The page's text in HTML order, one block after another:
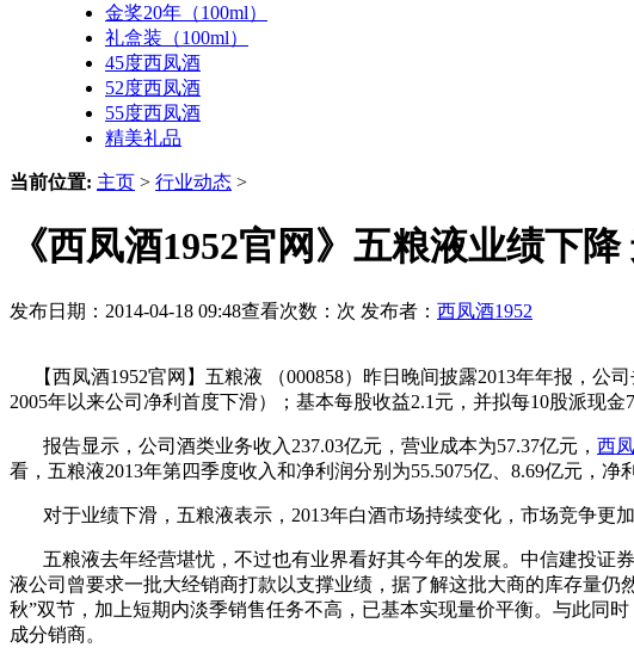
金奖20年（100ml）
礼盒装（100ml）
45度西凤酒
52度西凤酒
55度西凤酒
精美礼品
当前位置: 主页 > 行业动态 >
《西凤酒1952官网》五粮液业绩下
发布日期：2014-04-18 09:48查看次数： 次 发布者： 西凤酒1952
【西凤酒1952官网】五粮液 （000858）昨日晚间披露2013年年报，公
2005年以来公司净利首度下滑）；基本每股收益2.1元，并拟每10股派现金7
报告显示，公司酒类业务收入237.03亿元，营业成本为57.37亿元， 西
看，五粮液2013年第四季度收入和净利润分别为55.5075亿、8.69亿元，净
对于业绩下滑，五粮液表示，2013年白酒市场持续变化，市场竞争更
五粮液去年经营堪忧，不过也有业界看好其今年的发展。中信建投证
液公司曾要求一批大经销商打款以支撑业绩，据了解这批大商的库存量
秋”双节，加上短期内淡季销售任务不高，已基本实现量价平衡。与此同
成分销商。